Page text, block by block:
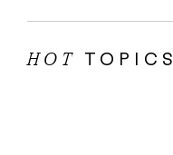
HOT TOPICS